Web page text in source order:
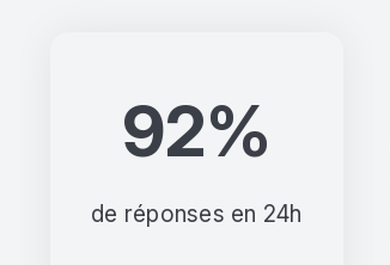
92%
de réponses en 24h